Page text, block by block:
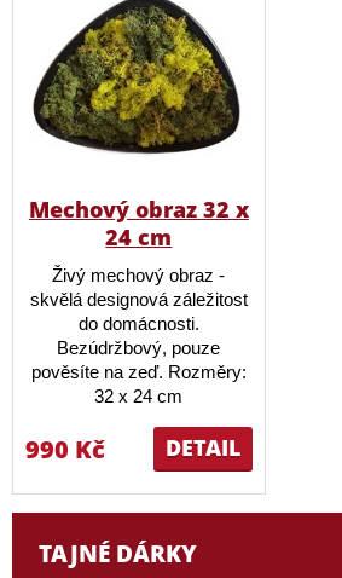
Mechový obraz 32 x
24 cm
Živý mechový obraz -
skvělá designová záležitost
do domácnosti.
Bezúdržbový, pouze
pověsíte na zeď. Rozměry:
32 x 24 cm
DETAIL
990 Kč
TAJNÉ DÁRKY